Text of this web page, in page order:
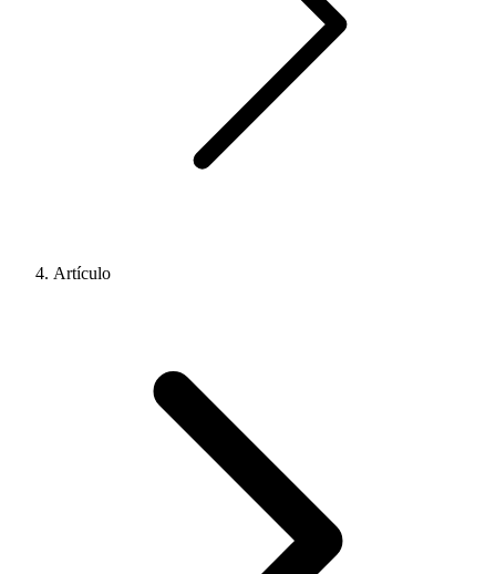
Artículo